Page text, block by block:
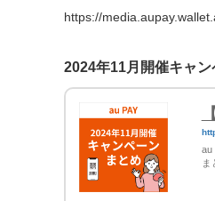
https://
2024年11月開催キャン
au
ま